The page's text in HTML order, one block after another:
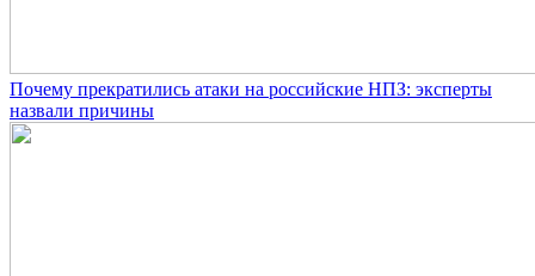
Почему прекратились атаки на российские НПЗ: эксперты
назвали причины